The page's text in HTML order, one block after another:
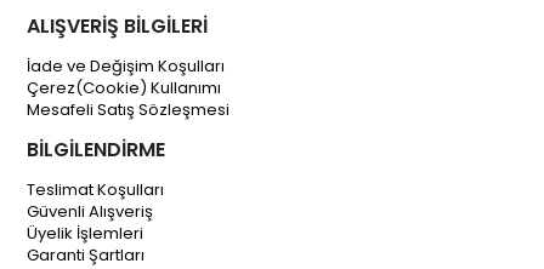
ALIŞVERİŞ BİLGİLERİ
İade ve Değişim Koşulları
Çerez(Cookie) Kullanımı
Mesafeli Satış Sözleşmesi
BİLGİLENDİRME
Teslimat Koşulları
Güvenli Alışveriş
Üyelik İşlemleri
Garanti Şartları